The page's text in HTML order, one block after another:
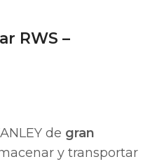
RWS –
de gran
y transportar